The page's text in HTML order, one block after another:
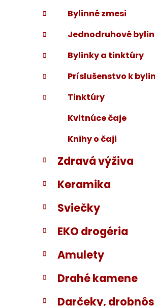
Bylinné zmesi
Jednodruhové
Bylinky a tinktúry
Príslušenstvo k
Tinktúry
Kvitnúce čaje
Knihy o čaji
Zdravá výživa
Keramika
Sviečky
EKO drogéria
Amulety
Drahé kamene
Darčeky,